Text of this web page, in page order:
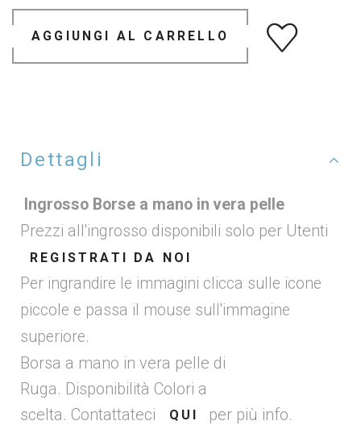
AGGIUNGI AL CARRELLO
Dettagli
Ingrosso Borse a mano in vera pelle
Prezzi all'ingrosso disponibili solo per Utenti
REGISTRATI DA NOI
Per ingrandire le immagini clicca sulle icone
piccole e passa il mouse sull'immagine
superiore.
Borsa a mano in vera pelle di
Ruga. Disponibilità Colori a
scelta. Contattateci
QUI per più info.